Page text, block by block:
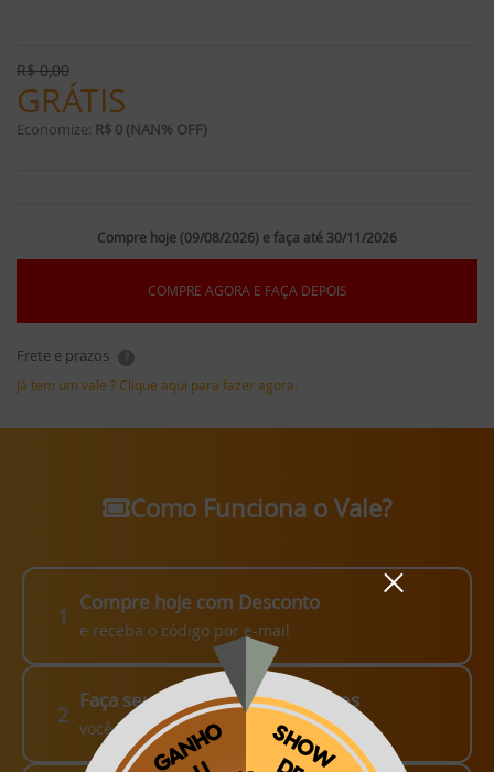
R$0,00
GRÁTIS
Economize: R$ 0 (NAN% OFF)
Compre hoje (09/08/2026) e faça até 30/11/2026
COMPRE AGORA E FAÇA DEPOIS
Frete e prazos ?
Já tem um vale ? Clique aqui para fazer agora.
Como Funciona o Vale?
1
Compre hoje com Desconto
e receba o código por e-mail
2
Faça seu pedido em até 3 meses
você escolhe como fazer!